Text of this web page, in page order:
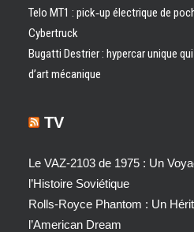
Telo MT1 : pick‑up électrique de
Cybertruck
Bugatti Destrier : hypercar unique
d’art mécanique
TV
Le VAZ-2103 de 1975 : Un
l’Histoire Soviétique
Rolls-Royce Phantom : Un
l’American Dream